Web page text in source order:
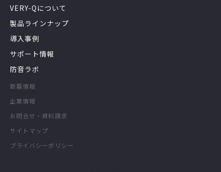
VERY-Qについて
製品ラインナップ
導入事例
サポート情報
防音ラボ
新着情報
企業情報
お問合せ・資料請求
サイトマップ
プライバシーポリシー